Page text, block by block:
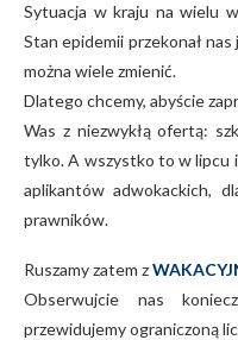
Sytuacja w kraju na wielu
Stan epidemii przekonał
można wiele zmienić.
Dlatego chcemy, abyście
Was z niezwykłą ofertą:
tylko. A wszystko to w lipcu
aplikantów adwokackich,
prawników.
Ruszamy zatem z
Obserwujcie nas
przewidujemy ograniczoną